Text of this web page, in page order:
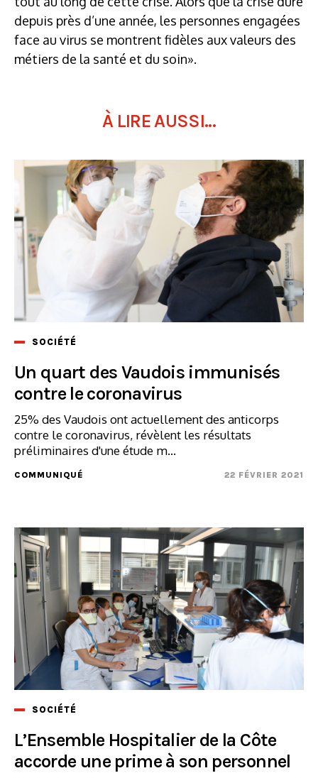
depuis près d’une année, les personnes engagées
face au virus se montrent fidèles aux valeurs des
métiers de la santé et du soin».
À LIRE AUSSI...
SOCIÉTÉ
Un quart des Vaudois immunisés
contre le coronavirus
25% des Vaudois ont actuellement des anticorps
contre le coronavirus, révèlent les résultats
préliminaires d'une étude m...
COMMUNIQUÉ 22 FÉVRIER 2021
SOCIÉTÉ
L’Ensemble Hospitalier de la Côte
accorde une prime à son personnel